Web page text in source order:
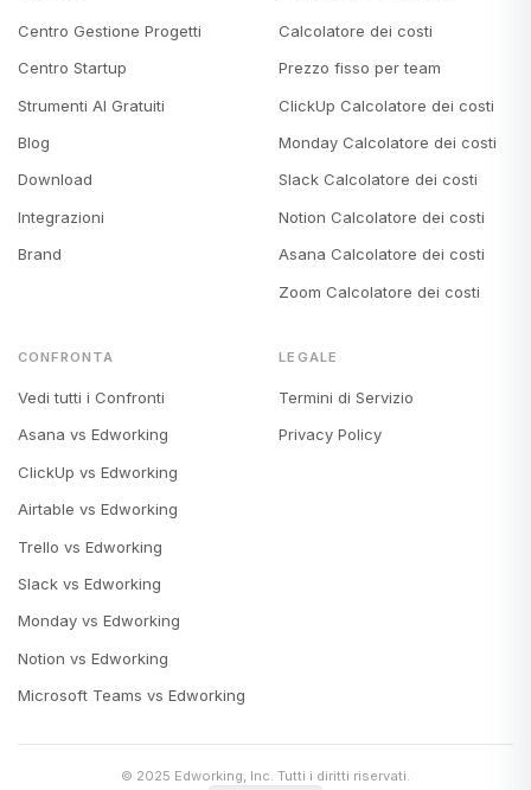
Centro Gestione Progetti
Centro Startup
Strumenti AI Gratuiti
Blog
Download
Integrazioni
Brand
Calcolatore dei costi
Prezzo fisso per team
ClickUp Calcolatore dei costi
Monday Calcolatore dei costi
Slack Calcolatore dei costi
Notion Calcolatore dei costi
Asana Calcolatore dei costi
Zoom Calcolatore dei costi
CONFRONTA
Vedi tutti i Confronti
Asana vs Edworking
ClickUp vs Edworking
Airtable vs Edworking
Trello vs Edworking
Slack vs Edworking
Monday vs Edworking
Notion vs Edworking
Microsoft Teams vs Edworking
LEGALE
Termini di Servizio
Privacy Policy
© 2025 Edworking, Inc. Tutti i diritti riservati.